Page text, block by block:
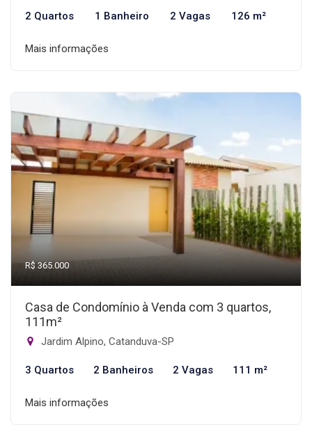
2 Quartos 1 Banheiro 2 Vagas 126 m²
Mais informações
R$ 365.000
Casa de Condomínio à Venda com 3 quartos,
111m²
Jardim Alpino, Catanduva-SP
3 Quartos 2 Banheiros 2 Vagas 111 m²
Mais informações